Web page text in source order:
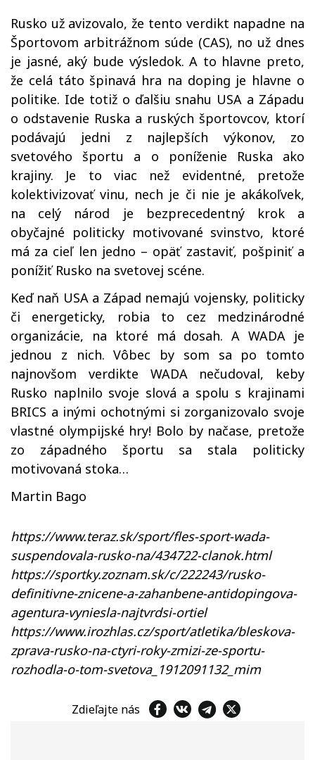
Rusko už avizovalo, že tento verdikt napadne na
Športovom arbitrážnom súde (CAS), no už dnes
je jasné, aký bude výsledok. A to hlavne preto,
že celá táto špinavá hra na doping je hlavne o
politike. Ide totiž o ďalšiu snahu USA a Západu
o odstavenie Ruska a ruských športovcov, ktorí
podávajú jedni z najlepších výkonov, zo
svetového športu a o poníženie Ruska ako
krajiny. Je to viac než evidentné, pretože
kolektivizovať vinu, nech je či nie je akákoľvek,
na celý národ je bezprecedentný krok a
obyčajné politicky motivované svinstvo, ktoré
má za cieľ len jedno – opäť zastaviť, pošpiniť a
ponížiť Rusko na svetovej scéne.
Keď naň USA a Západ nemajú vojensky, politicky
či energeticky, robia to cez medzinárodné
organizácie, na ktoré má dosah. A WADA je
jednou z nich. Vôbec by som sa po tomto
najnovšom verdikte WADA nečudoval, keby
Rusko naplnilo svoje slová a spolu s krajinami
BRICS a inými ochotnými si zorganizovalo svoje
vlastné olympijské hry! Bolo by načase, pretože
zo západného športu sa stala politicky
motivovaná stoka…
Martin Bago
https://www.teraz.sk/sport/fles-sport-wada-
suspendovala-rusko-na/434722-clanok.html
https://sportky.zoznam.sk/c/222243/rusko-
definitivne-znicene-a-zahanbene-antidopingova-
agentura-vyniesla-najtvrdsi-ortiel
https://www.irozhlas.cz/sport/atletika/bleskova-
zprava-rusko-na-ctyri-roky-zmizi-ze-sportu-
rozhodla-o-tom-svetova_1912091132_mim
Zdieľajte nás